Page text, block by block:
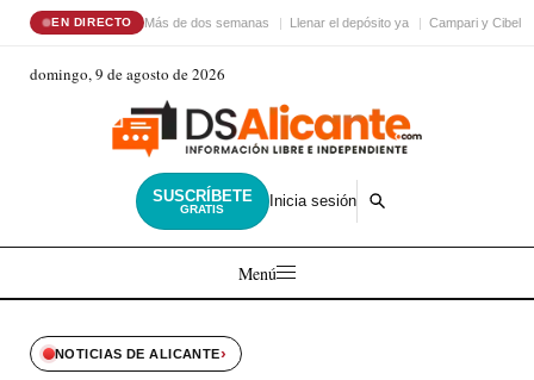
EN DIRECTO Más de dos semanas Llenar el depósito ya Campari y
domingo, 9 de agosto de 2026
SUSCRÍBETE
GRATIS Inicia sesión
Menú
NOTICIAS DE ALICANTE›